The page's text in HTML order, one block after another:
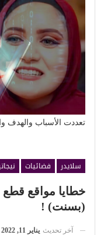
تعددت الأسباب والهدف
سلايدر فضائيات
خطايا مواقع قطع
(بسنت) !
آخر تحديث يناير 11, 2022